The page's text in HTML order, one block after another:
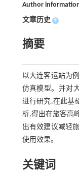
Author
文章历史 +
摘要
以大连客运站为
仿真模型。并对
进行研究,在此基
析,得出在旅客高
出有效建议减轻
使用效果。
关键词